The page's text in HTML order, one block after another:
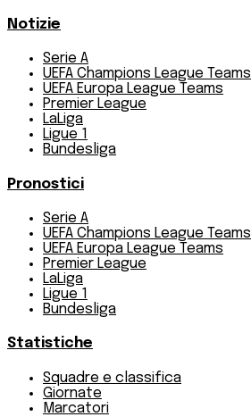
Notizie
Serie A
UEFA Champions League Teams
UEFA Europa League Teams
Premier League
LaLiga
Ligue 1
Bundesliga
Pronostici
Serie A
UEFA Champions League Teams
UEFA Europa League Teams
Premier League
LaLiga
Ligue 1
Bundesliga
Statistiche
Squadre e classifica
Giornate
Marcatori